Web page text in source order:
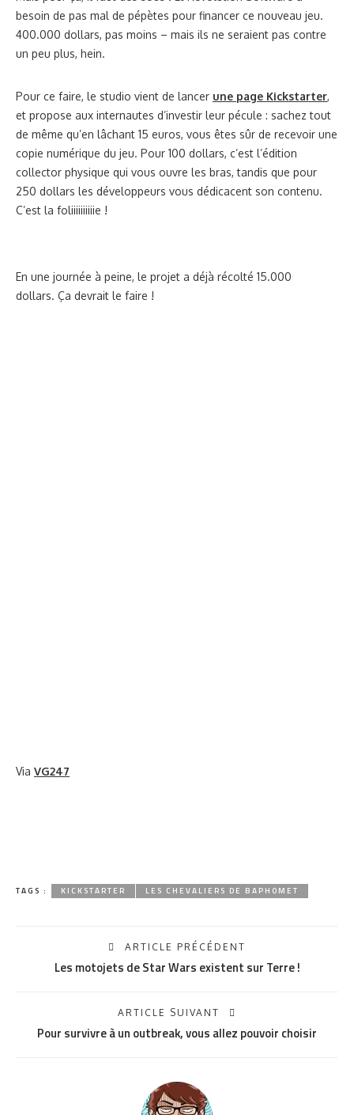
besoin de pas mal de pépètes pour financer ce nouveau jeu.
400.000 dollars, pas moins – mais ils ne seraient pas contre
un peu plus, hein.
Pour ce faire, le studio vient de lancer une page Kickstarter,
et propose aux internautes d’investir leur pécule : sachez tout
de même qu’en lâchant 15 euros, vous êtes sûr de recevoir une
copie numérique du jeu. Pour 100 dollars, c’est l’édition
collector physique qui vous ouvre les bras, tandis que pour
250 dollars les développeurs vous dédicacent son contenu.
C’est la foliiiiiiiiiie !
En une journée à peine, le projet a déjà récolté 15.000
dollars. Ça devrait le faire !
Via VG247
TAGS : KICKSTARTER LES CHEVALIERS DE BAPHOMET
ARTICLE PRÉCÉDENT
Les motojets de Star Wars existent sur Terre !
ARTICLE SUIVANT
Pour survivre à un outbreak, vous allez pouvoir choisir